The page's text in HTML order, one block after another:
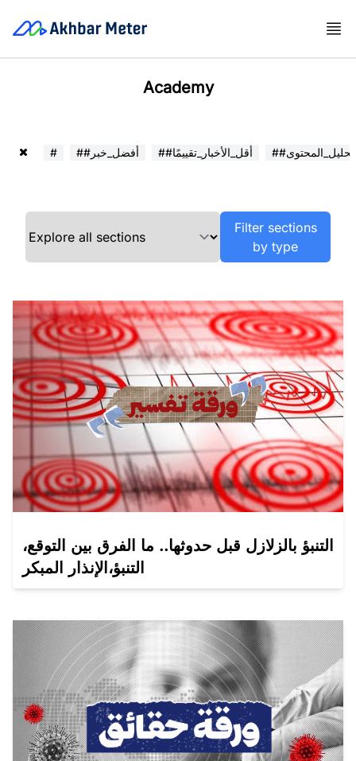
Academy
# ##أفضل_خبر ##أقل_الأخبار_تقييمًا ##تحليل_المحتوى
Filter sections
by type
التنبؤ بالزلازل قبل حدوثها.. ما الفرق بين التوقع،
التنبؤ،الإنذار المبكر